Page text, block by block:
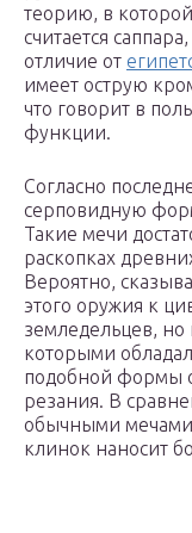
теорию, в
считается
отличие от
имеет острую
что говорит в
функции.
Согласно
серповидную
Такие мечи
раскопках
Вероятно,
этого оружия к
земледельцев, но
которыми
подобной формы
резания. В
обычными
клинок наносит